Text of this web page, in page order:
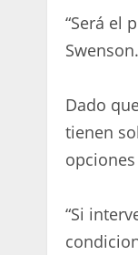
“Será el
Swenson.
Dado
tienen
“Si